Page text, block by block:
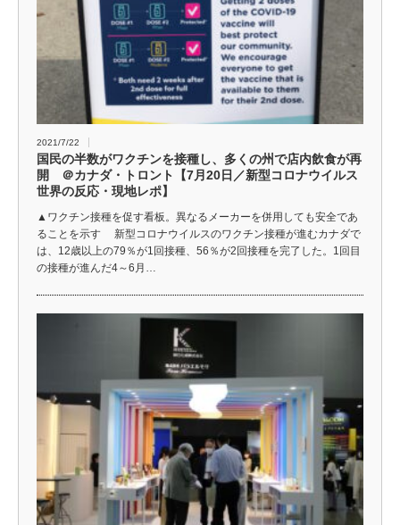
2021/7/22
国民の半数がワクチンを接種し、多くの州で店内飲食が再
開 ＠カナダ・トロント【7月20日／新型コロナウイルス
世界の反応・現地レポ】
▲ワクチン接種を促す看板。異なるメーカーを併用しても安全であ
ることを示す 新型コロナウイルスのワクチン接種が進むカナダで
は、12歳以上の79％が1回接種、56％が2回接種を完了した。1回目
の接種が進んだ4～6月…